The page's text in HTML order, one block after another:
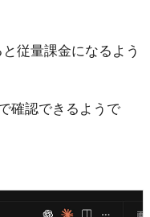
従量課金になるよう
確認できるようで